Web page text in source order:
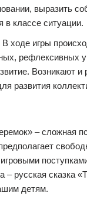
выразить
в классе ситуации.
ходе игры
рефлексивных
Возникают и
развития
– сложная
– русская сказка
детям.